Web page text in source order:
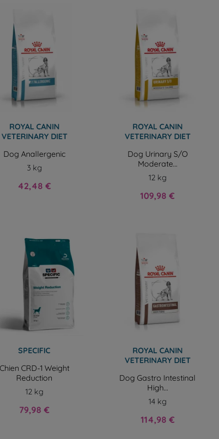
ROYAL CANIN
VETERINARY DIET
Dog Anallergenic
3 kg
Prix
42,48 €
ROYAL CANIN
VETERINARY DIET
Dog Urinary S/O
Moderate...
12 kg
Prix
109,98 €
SPECIFIC
Chien CRD-1 Weight
Reduction
12 kg
Prix
79,98 €
ROYAL CANIN
VETERINARY DIET
Dog Gastro Intestinal
High...
14 kg
Prix
114,98 €